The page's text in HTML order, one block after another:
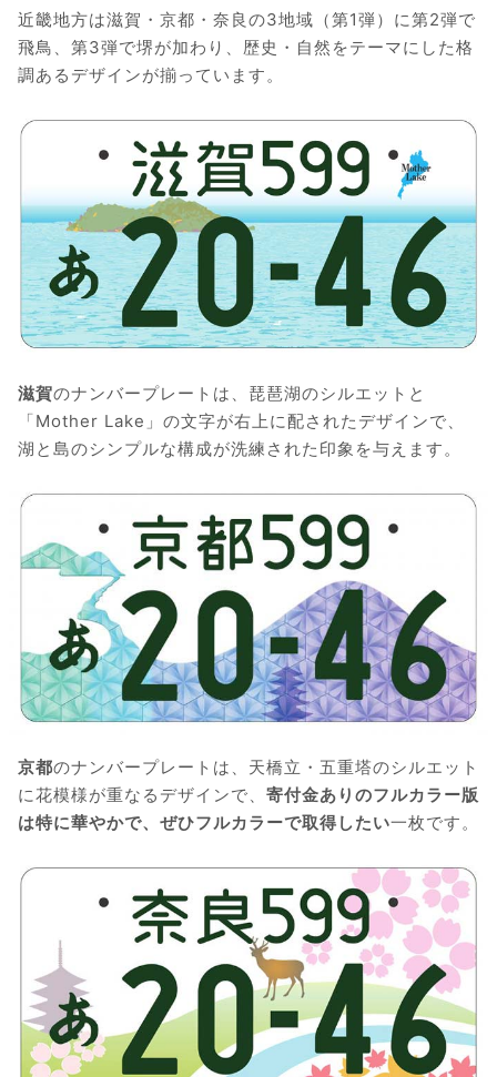
近畿地方は滋賀・京都・奈良の3地域（第1弾）に第2弾で
飛鳥、第3弾で堺が加わり、歴史・自然をテーマにした格
調あるデザインが揃っています。
滋賀のナンバープレートは、琵琶湖のシルエットと
「Mother Lake」の文字が右上に配されたデザインで、
湖と島のシンプルな構成が洗練された印象を与えます。
京都のナンバープレートは、天橋立・五重塔のシルエット
に花模様が重なるデザインで、 寄付金ありのフルカラー版
は特に華やかで、ぜひフルカラーで取得したい一枚です。